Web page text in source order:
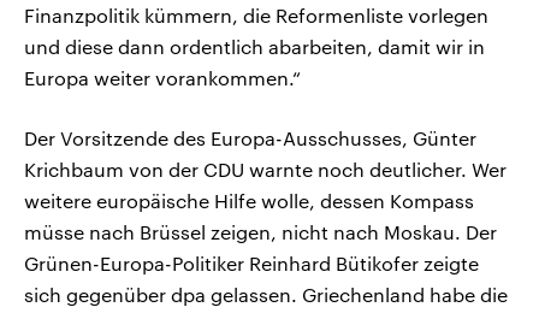
Finanzpolitik kümmern, die Reformenliste vorlegen
und diese dann ordentlich abarbeiten, damit wir in
Europa weiter vorankommen.“
Der Vorsitzende des Europa-Ausschusses, Günter
Krichbaum von der CDU warnte noch deutlicher. Wer
weitere europäische Hilfe wolle, dessen Kompass
müsse nach Brüssel zeigen, nicht nach Moskau. Der
Grünen-Europa-Politiker Reinhard Bütikofer zeigte
sich gegenüber dpa gelassen. Griechenland habe die